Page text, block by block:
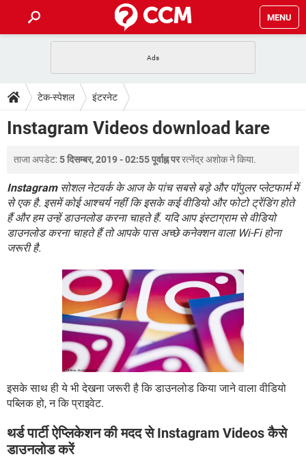
MENU
फोन पर अकाउंट बैलेंस चेक
WhatsApp Hack हो गया? Lucky Patcher यूज करें
टेक-स्पेशल
2020 के फ्री एंटीवायरस
बेस्ट फ्री ऑनलाइन गेम्स
डाउनलोड
FORUM
TikTok Account Freeze हो गया JioPhone में TikTok डाउनलोड
SBI बैंक अकाउंट नंबर पता करें
एनसाइक्लोपीडिया
केबल और कनेक्टर्स कंप्यूटर बस
सीरियल और पैरलल पोर्ट
टेक-स्पेशल इंटरनेट
Instagram Videos download kare
ताजा अपडेट:5 दिसम्बर, 2019 - 02:55 पूर्वाह्न पररत्नेंद्र अशोकने किया.
Instagramसोशल नेटवर्क के आज के पांच सबसे बड़े और पॉपुलर प्लेटफार्म में
से एक है. इसमें कोई आश्चर्य नहीं कि इसके कई वीडियो और फोटो ट्रेंडिंग होते
हैं और हम उन्हें डाउनलोड करना चाहते हैं. यदि आप इंस्टाग्राम से वीडियो
डाउनलोड करना चाहते हैं तो आपके पास अच्छे कनेक्शन वाला Wi-Fi होना
जरूरी है.
इसके साथ ही ये भी देखना जरूरी है कि डाउनलोड किया जाने वाला वीडियो
पब्लिक हो, न कि प्राइवेट.
थर्ड पार्टी ऐप्लिकेशन की मदद से Instagram Videos कैसे
डाउनलोड करें